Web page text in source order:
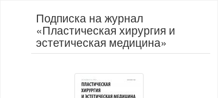
Подписка на журнал
«Пластическая хирургия и
эстетическая медицина»